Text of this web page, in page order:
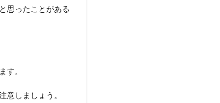
思ったことがある
す。
意しましょう。